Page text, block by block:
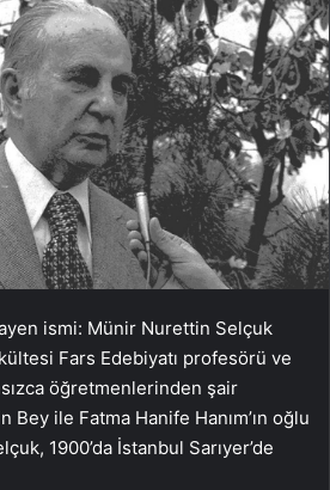
Fars Edebiyatı profesörü ve
öğretmenlerinden şair
Bey ile Fatma Hanife Hanım’ın oğlu
1900’da İstanbul Sarıyer’de